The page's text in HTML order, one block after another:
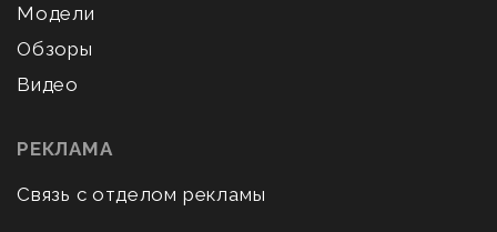
Модели
Обзоры
Видео
РЕКЛАМА
Связь с отделом рекламы